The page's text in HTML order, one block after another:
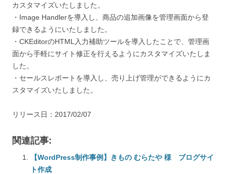
カスタマイズいたしました。
・Image Handlerを導入し、商品の追加画像を管理画面から登
録できるようにいたしました。
・CKEditorのHTML入力補助ツールを導入したことで、管理画
面から手軽にサイト修正を行えるようにカスタマイズいたしま
した。
・セールスレポートを導入し、売り上げ管理ができるようにカ
スタマイズいたしました。
リリース日：2017/02/07
関連記事:
【WordPress制作事例】きもの むらたや 様 ブログサイ
ト作成